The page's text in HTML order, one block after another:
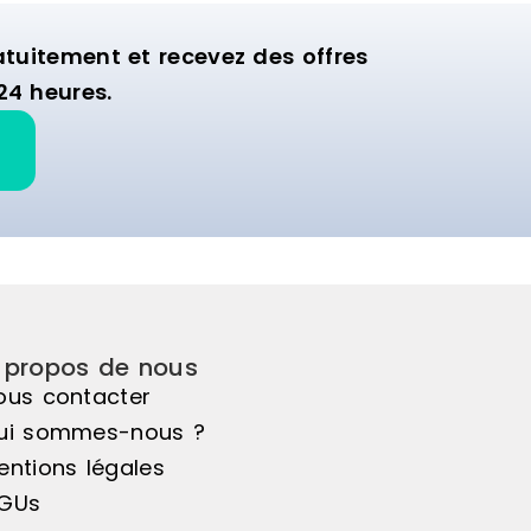
et recevez des offres
heures.
de nous
contacter
sommes-nous ?
légales